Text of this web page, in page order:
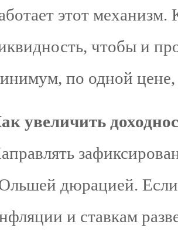
этот
чтобы и
по одной цене,
увеличить
дюрацией.
и ставкам